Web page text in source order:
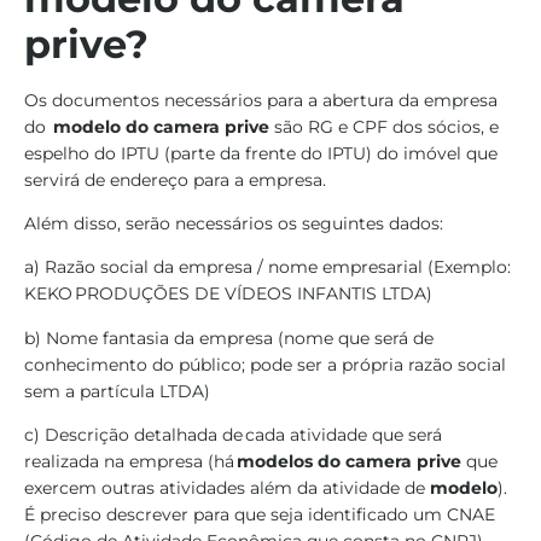
prive?
Os documentos necessários para a abertura da empresa
do modelo do camera prive são RG e CPF dos sócios, e
espelho do IPTU (parte da frente do IPTU) do imóvel que
servirá de endereço para a empresa.
Além disso, serão necessários os seguintes dados:
a) Razão social da empresa / nome empresarial (Exemplo:
KEKO PRODUÇÕES DE VÍDEOS INFANTIS LTDA)
b) Nome fantasia da empresa (nome que será de
conhecimento do público; pode ser a própria razão social
sem a partícula LTDA)
c) Descrição detalhada de cada atividade que será
realizada na empresa (há modelos do camera prive que
exercem outras atividades além da atividade de modelo).
É preciso descrever para que seja identificado um CNAE